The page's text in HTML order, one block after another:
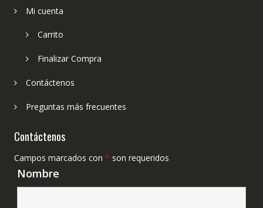
Mi cuenta
Carrito
Finalizar Compra
Contáctenos
Preguntas más frecuentes
Contáctenos
Campos marcados con * son requeridos
Nombre